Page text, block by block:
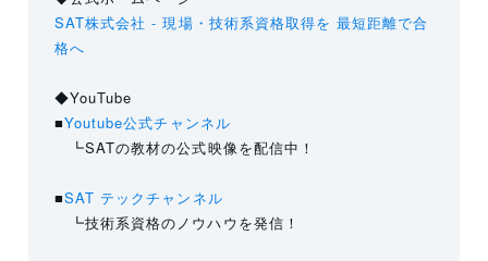
SAT株式会社 - 現場・技術系資格取得を 最短距離で合
格へ
◆YouTube
■Youtube公式チャンネル
┗SATの教材の公式映像を配信中！
■SAT テックチャンネル
┗技術系資格のノウハウを発信！